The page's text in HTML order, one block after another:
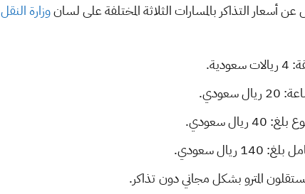
أسعار التذاكر بالمسارات الثلاثة المختلفة على لسانوزارة النقل
سعودي.
سعودي.